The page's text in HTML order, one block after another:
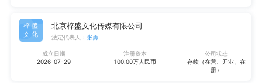
梓盛
文化
北京梓盛文化传媒有限公司
法定代表人： 张勇
成立日期
2026-07-29
注册资本
100.00万人民币
公司状态
存续（在营、开业、在
册）